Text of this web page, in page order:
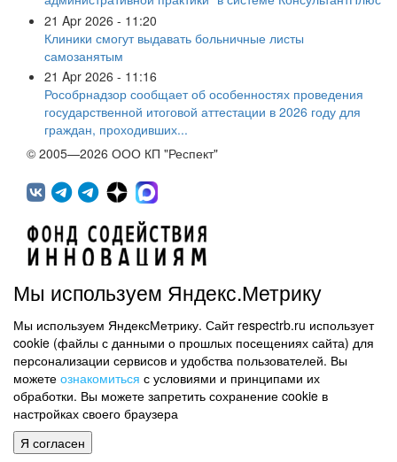
21 Apr 2026 - 11:20
Клиники смогут выдавать больничные листы
самозанятым
21 Apr 2026 - 11:16
Рособрнадзор сообщает об особенностях проведения
государственной итоговой аттестации в 2026 году для
граждан, проходивших...
© 2005—2026 ООО КП "Респект"
450071, г.Уфа, ул. 50 лет СССР, д.48 корп.1, офис 307
(347) 291 20 70
Контактная информация
Карта сайта
Политика обработки персональных данных
Информация на сайте не является публичной офертой
Мы используем Яндекс.Метрику
Мы используем ЯндексМетрику. Сайт respectrb.ru использует
cookie (файлы с данными о прошлых посещениях сайта) для
персонализации сервисов и удобства пользователей. Вы
можете ознакомиться с условиями и принципами их
обработки. Вы можете запретить сохранение cookie в
настройках своего браузера
Я согласен